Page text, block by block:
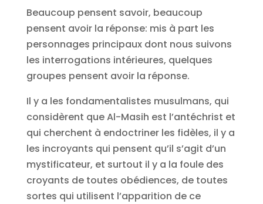
Beaucoup pensent savoir, beaucoup
pensent avoir la réponse: mis à part les
personnages principaux dont nous suivons
les interrogations intérieures, quelques
groupes pensent avoir la réponse.
Il y a les fondamentalistes musulmans, qui
considèrent que Al-Masih est l’antéchrist et
qui cherchent à endoctriner les fidèles, il y a
les incroyants qui pensent qu’il s’agit d’un
mystificateur, et surtout il y a la foule des
croyants de toutes obédiences, de toutes
sortes qui utilisent l’apparition de ce